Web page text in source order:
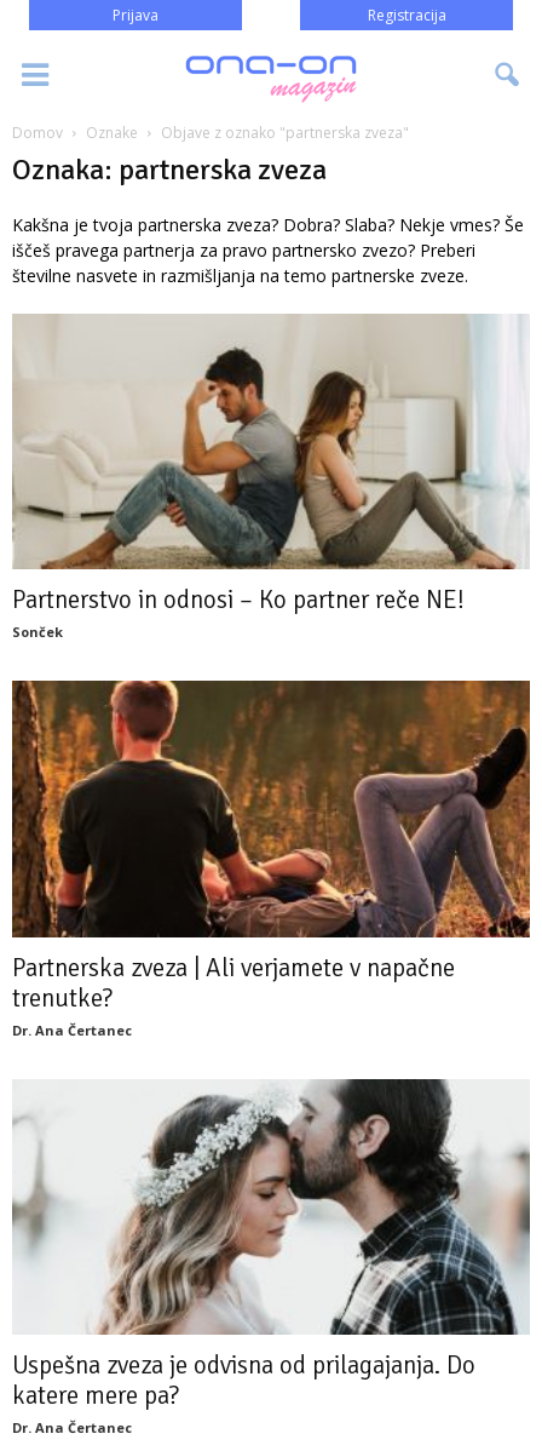
Prijava Registracija
Domov Oznake Objave z oznako "partnerska zveza"
Oznaka: partnerska zveza
Kakšna je tvoja partnerska zveza? Dobra? Slaba? Nekje vmes? Še
iščeš pravega partnerja za pravo partnersko zvezo? Preberi
številne nasvete in razmišljanja na temo partnerske zveze.
Partnerstvo in odnosi – Ko partner reče NE!
Sonček
Partnerska zveza | Ali verjamete v napačne
trenutke?
Dr. Ana Čertanec
Uspešna zveza je odvisna od prilagajanja. Do
katere mere pa?
Dr. Ana Čertanec